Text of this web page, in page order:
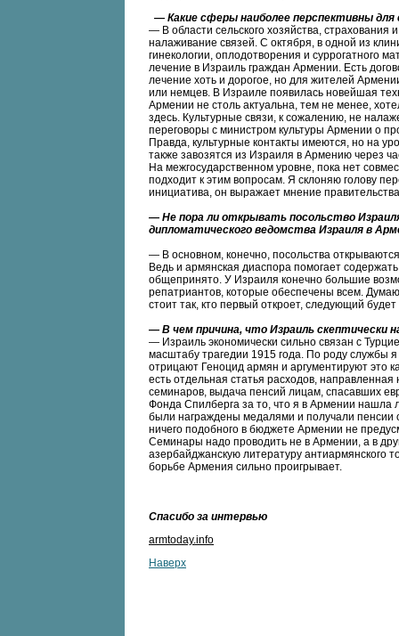
— Какие сферы наиболее перспективны
— В области сельского хозяйства, страхования
налаживание связей. С октября, в одной из
гинекологии, оплодотворения и суррогатного
лечение в Израиль граждан Армении. Есть
лечение хоть и дорогое, но для жителей
или немцев. В Израиле появилась новейшая
Армении не столь актуальна, тем не менее,
здесь. Культурные связи, к сожалению, не
переговоры с министром культуры Армении о
Правда, культурные контакты имеются, но на
также завозятся из Израиля в Армению через
На межгосударственном уровне, пока нет
подходит к этим вопросам. Я склоняю голову
инициатива, он выражает мнение
— Не пора ли открывать посольство
дипломатического ведомства Израиля в
— В основном, конечно, посольства
Ведь и армянская диаспора помогает
общепринято. У Израиля конечно большие
репатриантов, которые обеспечены всем.
стоит так, кто первый откроет, следующий
— В чем причина, что Израиль скептически
— Израиль экономически сильно связан с
масштабу трагедии 1915 года. По роду службы
отрицают Геноцид армян и аргументируют это
есть отдельная статья расходов,
семинаров, выдача пенсий лицам, спасавших
Фонда Спилберга за то, что я в Армении нашла
были награждены медалями и получали
ничего подобного в бюджете Армении не
Семинары надо проводить не в Армении, а в
азербайджанскую литературу
борьбе Армения сильно проигрывает.
Спасибо за интервью
armtoday.info
Наверх